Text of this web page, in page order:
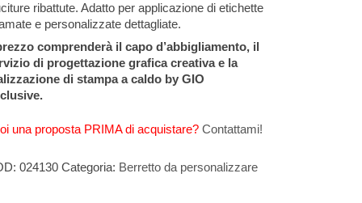
ribattute. Adatto per applicazione di etichette
e personalizzate dettagliate.
comprenderà il capo d’abbigliamento, il
di progettazione grafica creativa e la
di stampa a caldo by GIO
una proposta PRIMA di acquistare? Contattami!
024130 Categoria: Berretto da personalizzare